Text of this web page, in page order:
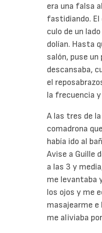
era una falsa
fastidiando. El
culo de un
dolían. Hasta
salón, puse
descansaba,
el
la frecuencia y
A las tres de
comadrona
había ido al
Avise a Guille
a las 3 y
me levantaba
los ojos y me
masajearme e
me aliviaba